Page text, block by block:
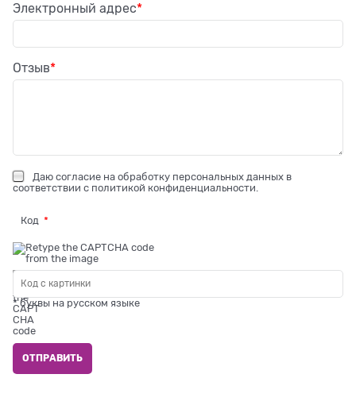
Электронный адрес
Отзыв
Даю согласие на обработку персональных данных в
соответствии с политикой конфиденциальности
Код
* буквы на русском языке